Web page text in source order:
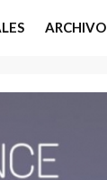
ARCHIVO